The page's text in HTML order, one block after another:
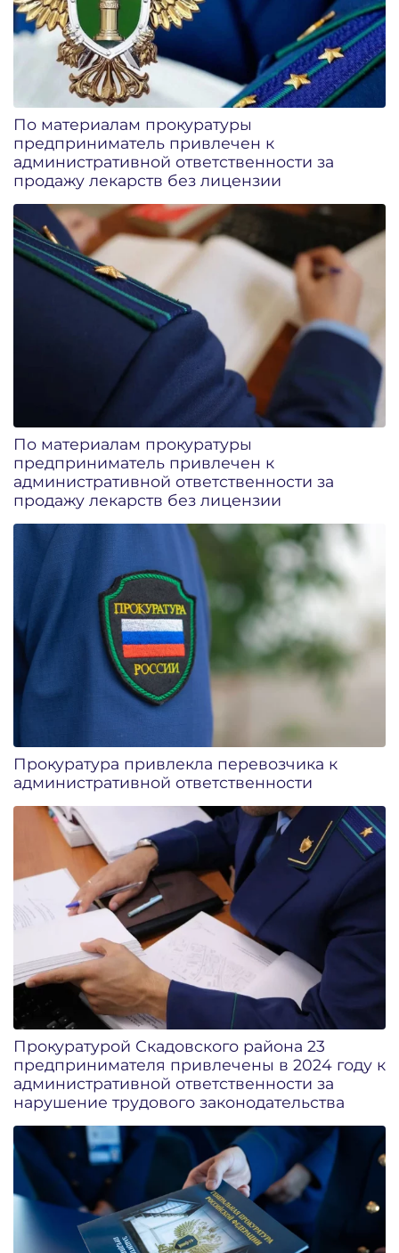
По материалам прокуратуры
предприниматель привлечен к
административной ответственности за
продажу лекарств без лицензии
По материалам прокуратуры
предприниматель привлечен к
административной ответственности за
продажу лекарств без лицензии
Прокуратура привлекла перевозчика к
административной ответственности
Прокуратурой Скадовского района 23
предпринимателя привлечены в 2024 году к
административной ответственности за
нарушение трудового законодательства